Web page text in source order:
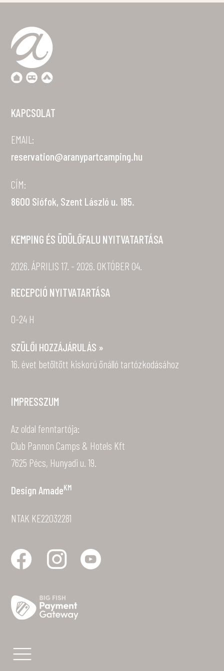
KAPCSOLAT
EMAIL:
reservation@aranypartcamping.hu
CÍM:
8600 Siófok, Szent László u. 185.
KEMPING ÉS ÜDÜLŐFALU NYITVATARTÁSA
2026. ÁPRILIS 17. - 2026. OKTÓBER 04.
RECEPCIÓ NYITVATARTÁSA
0-24 H
SZÜLŐI HOZZÁJÁRULÁS »
16. évet betöltött kiskorú önálló tartózkodásához
IMPRESSZUM
Az oldal fenntartója:
Club Pannon Camps & Hotels Kft
7625 Pécs, Hunyadi u. 19.
Design AmadeKM
NTAK KE22032281